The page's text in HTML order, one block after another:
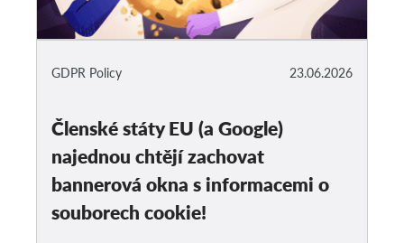
23.06.2026
GDPR Policy
Členské státy EU (a Google)
najednou chtějí zachovat
bannerová okna s informacemi o
souborech cookie!